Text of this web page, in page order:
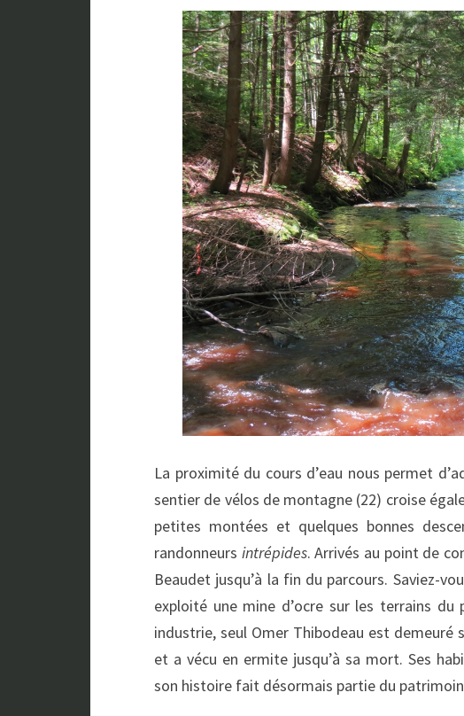
La proximité du cours d’eau nous permet
sentier de vélos de montagne (22) croise
petites montées et quelques bonnes
randonneurs intrépides. Arrivés au point de
Beaudet jusqu’à la fin du parcours. Saviez-
exploité une mine d’ocre sur les terrains
industrie, seul Omer Thibodeau est
et a vécu en ermite jusqu’à sa mort. Ses
son histoire fait désormais partie du